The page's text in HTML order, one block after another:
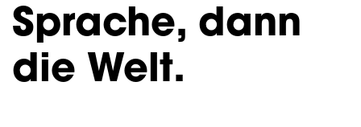
Sprache, dann
die Welt.